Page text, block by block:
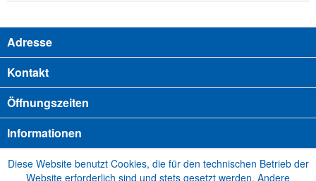
Adresse
Kontakt
Öffnungszeiten
Informationen
Diese Website benutzt Cookies, die für den technischen Betrieb der
Website erforderlich sind und stets gesetzt werden. Andere